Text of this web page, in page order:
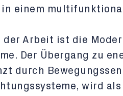
in einem
der Arbeit ist die
Der Übergang zu
durch
wird als